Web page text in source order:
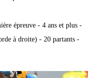
épreuve - 4 ans et plus -
à droite) - 20 partants -